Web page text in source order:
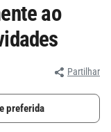
ao
Partilhar
preferida